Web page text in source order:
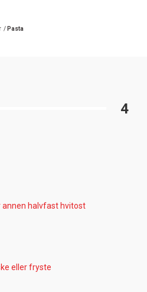
/ Pasta
4
annen halvfast hvitost
eller fryste